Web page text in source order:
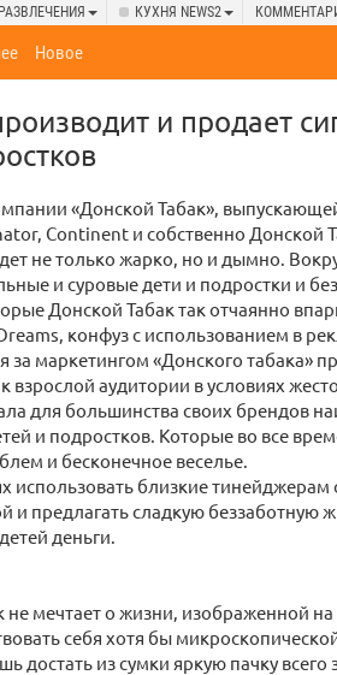
РАЗВЛЕЧЕНИЯ КУХНЯ NEWS2
Новое
и продает
«Донской Табак»,
Continent и собственно Донской
не только жарко, но и дымно.
и суровые дети и подростки и
Донской Табак так отчаянно
конфуз с использованием в
маркетингом «Донского табака»
взрослой аудитории в условиях
для большинства своих брендов
и подростков. Которые во все
и бесконечное веселье.
использовать близкие
и предлагать сладкую беззаботную
деньги.
мечтает о жизни, изображенной на
себя хотя бы
достать из сумки яркую пачку всего